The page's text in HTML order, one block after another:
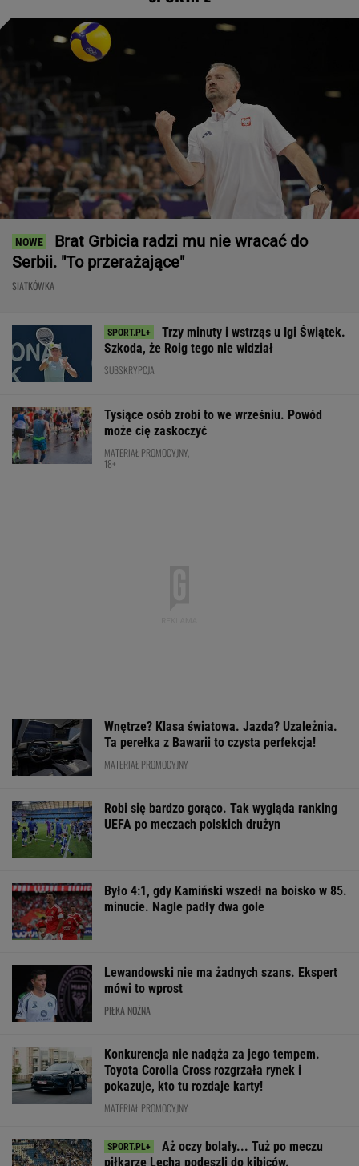
Brat Grbicia radzi mu nie wracać do
Serbii. "To przerażające"
SIATKÓWKA
Trzy minuty i wstrząs u Igi Świątek.
Szkoda, że Roig tego nie widział
SUBSKRYPCJA
Tysiące osób zrobi to we wrześniu. Powód
może cię zaskoczyć
MATERIAŁ PROMOCYJNY,
18+
Wnętrze? Klasa światowa. Jazda? Uzależnia.
Ta perełka z Bawarii to czysta perfekcja!
MATERIAŁ PROMOCYJNY
Robi się bardzo gorąco. Tak wygląda ranking
UEFA po meczach polskich drużyn
Było 4:1, gdy Kamiński wszedł na boisko w 85.
minucie. Nagle padły dwa gole
Lewandowski nie ma żadnych szans. Ekspert
mówi to wprost
PIŁKA NOŻNA
Konkurencja nie nadąża za jego tempem.
Toyota Corolla Cross rozgrzała rynek i
pokazuje, kto tu rozdaje karty!
MATERIAŁ PROMOCYJNY
Aż oczy bolały... Tuż po meczu
piłkarze Lecha podeszli do kibiców.